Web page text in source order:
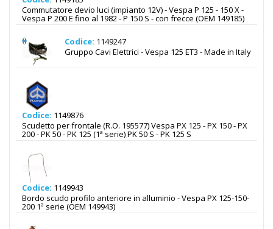
Commutatore devio luci (impianto 12V) - Vespa P 125 - 150 X -
Vespa P 200 E fino al 1982 - P 150 S - con frecce (OEM 149185)
Codice: 1149247
Gruppo Cavi Elettrici - Vespa 125 ET3 - Made in Italy
Codice: 1149876
Scudetto per frontale (R.O. 195577) Vespa PX 125 - PX 150 - PX
200 - PK 50 - PK 125 (1ª serie) PK 50 S - PK 125 S
Codice: 1149943
Bordo scudo profilo anteriore in alluminio - Vespa PX 125-150-
200 1ª serie (OEM 149943)